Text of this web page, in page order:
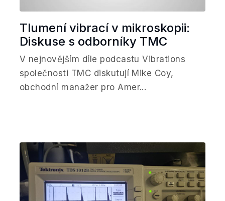
Tlumení vibrací v mikroskopii:
Diskuse s odborníky TMC
V nejnovějším díle podcastu Vibrations
společnosti TMC diskutují Mike Coy,
obchodní manažer pro Amer...